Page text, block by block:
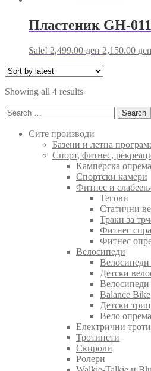
Пластеник GH-
Sale! 2,499.00ден Original
2,150.00 ден
Showing all 4 resultsSorted
Search
for:
Сите производи
Базени и летна
Спорт, фитнес,
Камперска опрема
Спортски камери
Фитнес и
Тегови
Статични
Траки за
Фитнес
Фитнес
Велосипеди
Велосипеди
Детски
Велосипеди
Balance Bike
Детски
Вело опрема
Електрични
Тротинети
Скироли
Ролери